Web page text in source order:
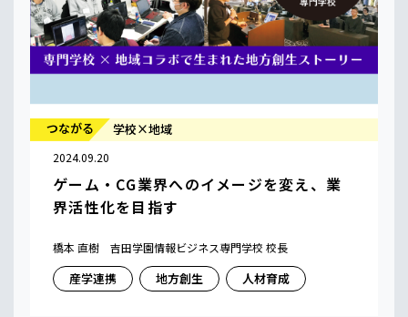
つながる 学校×地域
2024.09.20
ゲーム・CG業界へのイメージを変え、業
界活性化を目指す
橋本 直樹 吉田学園情報ビジネス専門学校 校長
産学連携 地方創生 人材育成